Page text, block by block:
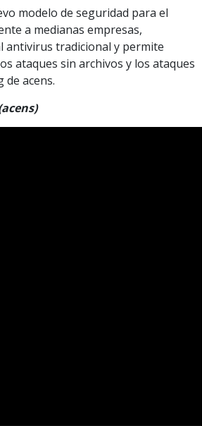
modelo de seguridad para el
a medianas empresas,
antivirus tradicional y permite
ataques sin archivos y los ataques
de acens.